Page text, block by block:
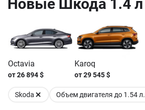
Новые Шкода 1.4 л
Octavia
от26 894$
Karoq
от29 545$
Skoda Объем двигателя до 1.54 л.